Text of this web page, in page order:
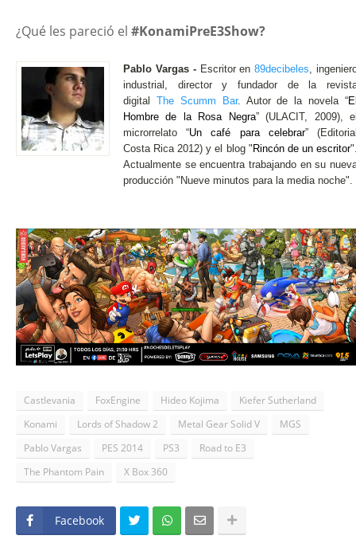
¿Qué les pareció el #KonamiPreE3Show?
Pablo Vargas - Escritor en89decibeles ,
industrial, director y fundador de la
digital The Scumm Bar. Autor de la novela “
Hombre de la Rosa Negra” (ULACIT, 2009),
microrrelato “Un café para celebrar”
Costa Rica 2012) y el blog " Rincón de un escritor"
Actualmente se encuentra trabajando en su
producción "Nueve minutos para la media noche".
Castlevania FoxEngine Hideo Kojima
Kiefer Sutherland
Konami
Lords of Shadow 2 Metal Gear Solid V
MGS
Pablo Vargas
PES 2014 PS3
Road to E3
The Phantom Pain
X Box 360
Facebook